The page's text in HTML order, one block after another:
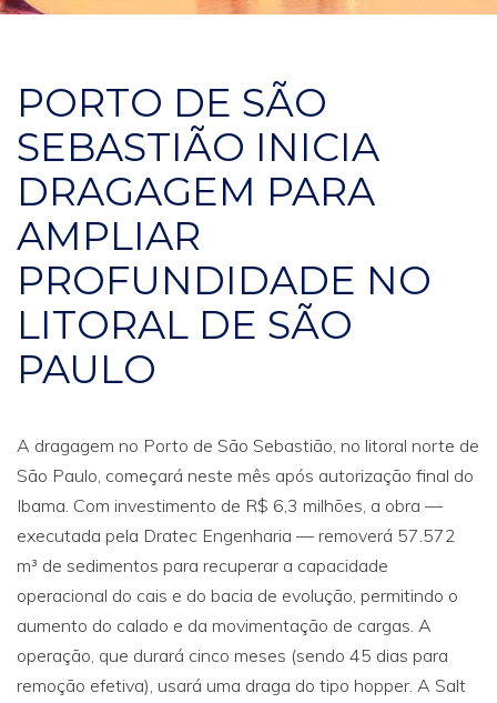
PORTO DE SÃO
SEBASTIÃO INICIA
DRAGAGEM PARA
AMPLIAR
PROFUNDIDADE NO
LITORAL DE SÃO
PAULO
A dragagem no Porto de São Sebastião, no litoral norte de
São Paulo, começará neste mês após autorização final do
Ibama. Com investimento de R$ 6,3 milhões, a obra —
executada pela Dratec Engenharia — removerá 57.572
m³ de sedimentos para recuperar a capacidade
operacional do cais e do bacia de evolução, permitindo o
aumento do calado e da movimentação de cargas. A
operação, que durará cinco meses (sendo 45 dias para
remoção efetiva), usará uma draga do tipo hopper. A Salt